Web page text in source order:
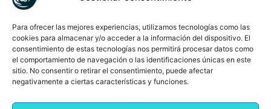
Para ofrecer las mejores experiencias, utilizamos tecnologías como las
cookies para almacenar y/o acceder a la información del dispositivo. El
consentimiento de estas tecnologías nos permitirá procesar datos como
el comportamiento de navegación o las identificaciones únicas en este
sitio. No consentir o retirar el consentimiento, puede afectar
negativamente a ciertas características y funciones.